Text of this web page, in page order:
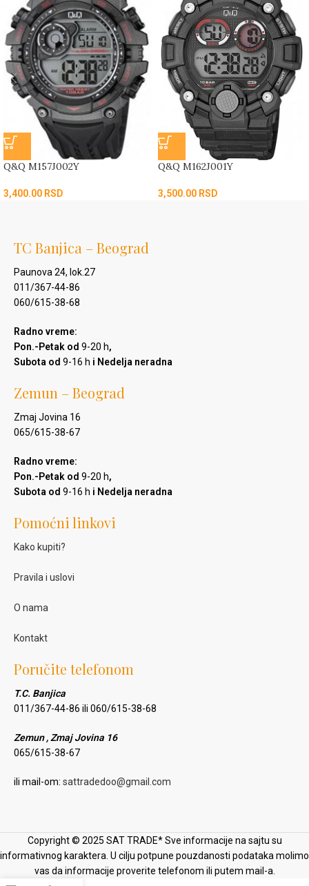
Q&Q M157J002Y
3,400.00 RSD
Q&Q M162J001Y
3,500.00 RSD
TC Banjica – Beograd
Paunova 24, lok.27
011/367-44-86
060/615-38-68
Radno vreme:
Pon.-Petak od 9-20 h,
Subota od 9-16 h i Nedelja neradna
Zemun – Beograd
Zmaj Jovina 16
065/615-38-67
Radno vreme:
Pon.-Petak od 9-20 h,
Subota od 9-16 h i Nedelja neradna
Pomoćni linkovi
Kako kupiti?
Pravila i uslovi
O nama
Kontakt
Poručite telefonom
T.C. Banjica
011/367-44-86 ili 060/615-38-68
Zemun , Zmaj Jovina 16
065/615-38-67
ili mail-om: sattradedoo@gmail.com
Copyright © 2025 SAT TRADE* Sve informacije na sajtu su
informativnog karaktera. U cilju potpune pouzdanosti podataka molimo
vas da informacije proverite telefonom ili putem mail-a.